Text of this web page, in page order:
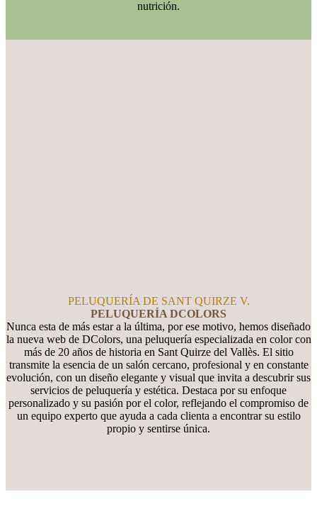
nutrición.
PELUQUERÍA DE SANT QUIRZE V.
PELUQUERÍA DCOLORS
Nunca esta de más estar a la última, por ese motivo, hemos diseñado
la nueva web de DColors, una peluquería especializada en color con
más de 20 años de historia en Sant Quirze del Vallès. El sitio
transmite la esencia de un salón cercano, profesional y en constante
evolución, con un diseño elegante y visual que invita a descubrir sus
servicios de peluquería y estética. Destaca por su enfoque
personalizado y su pasión por el color, reflejando el compromiso de
un equipo experto que ayuda a cada clienta a encontrar su estilo
propio y sentirse única.